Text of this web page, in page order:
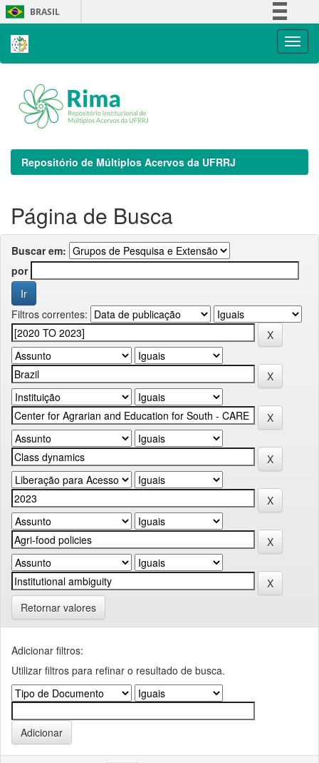
Skip
navigation
BRASIL
Repositório de Múltiplos Acervos da UFRRJ
Página de Busca
Buscar em:
por
Filtros correntes:
Retornar valores
Adicionar filtros:
Utilizar filtros para refinar o resultado de busca.